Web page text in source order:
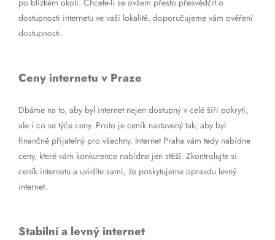
po blízkém okolí. Chcete-li se ovšem přesto přesvědčit o
dostupnosti internetu ve vaší lokalitě, doporučujeme vám ověření
dostupnosti.
Ceny internetu v Praze
Dbáme na to, aby byl internet nejen dostupný v celé šíři pokrytí,
ale i co se týče ceny. Proto je ceník nastavený tak, aby byl
finančně přijatelný pro všechny. Internet Praha vám tedy nabídne
ceny, které vám konkurence nabídne jen stěží. Zkontrolujte si
ceník internetu a uvidíte sami, že poskytujeme opravdu levný
internet.
Stabilní a levný internet